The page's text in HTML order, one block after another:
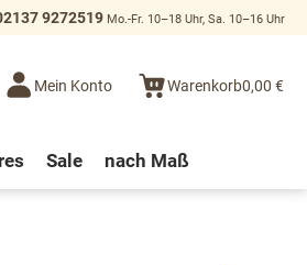
9272519 Mo.-Fr. 10–18 Uhr, Sa. 10–16 Uhr
Mein Konto Warenkorb0,00 €
Sale nach Maß